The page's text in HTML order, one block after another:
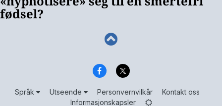
Språk Utseende Personvernvilkår
Kontakt oss
Informasjonskapsler